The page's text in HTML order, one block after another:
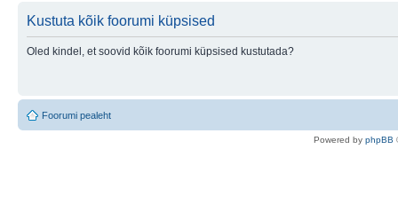
Kustuta kõik foorumi küpsised
Oled kindel, et soovid kõik foorumi küpsised kustutada?
Foorumi pealeht
Powered by phpBB